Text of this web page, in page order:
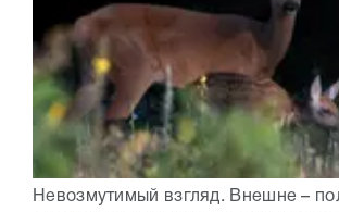
Невозмутимый взгляд. Внешне –